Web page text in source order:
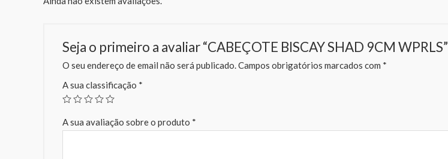
Seja o primeiro a avaliar “CABEÇOTE BISCAY SHAD 9CM WPRLS”
O seu endereço de email não será publicado.Campos obrigatórios marcados com *
A sua classificação *
A sua avaliação sobre o produto *